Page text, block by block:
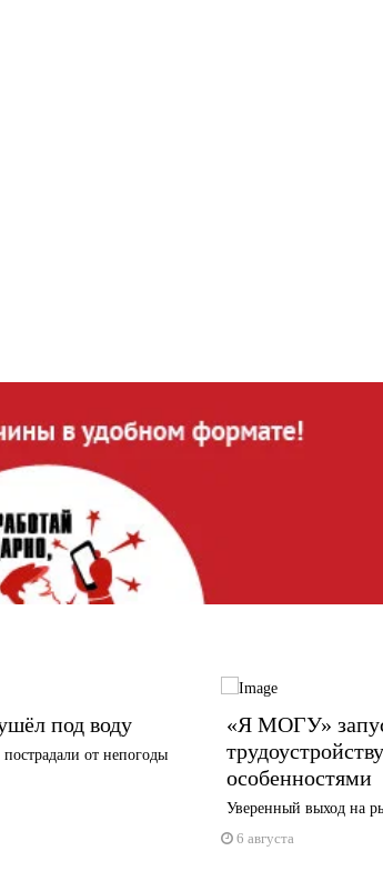
под воду
пострадали от непогоды
«Я МОГУ»
особенностями
Уверенный выход на
6 августа